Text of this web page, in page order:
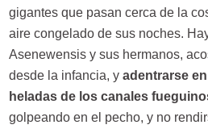
gigantes que pasan cerca de la
aire congelado de sus noches.
Asenewensis y sus hermanos,
desde la infancia, y adentrarse
heladas de los canales
golpeando en el pecho, y no